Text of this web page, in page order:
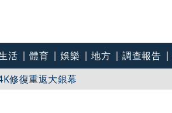
活 體育 娛樂 地方 調查報告
加開疏運
修復重返大銀幕